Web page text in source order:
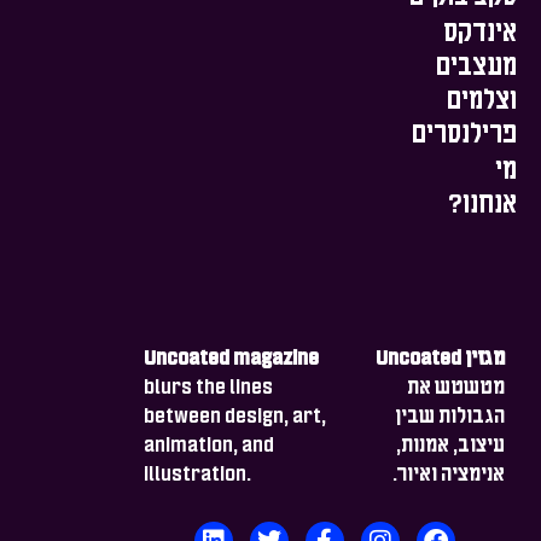
אינדקס
מעצבים
וצלמים
פרילנסרים
מי
אנחנו?
מגזין Uncoated
מטשטש את
הגבולות שבין
עיצוב, אמנות,
אנימציה ואיור.
Uncoated magazine
blurs the lines
between design, art,
animation, and
illustration.